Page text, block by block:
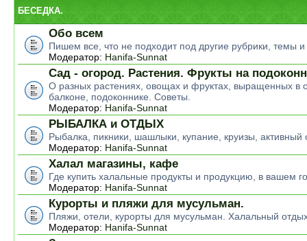
БЕСЕДКА.
Обо всем
Пишем все, что не подходит под другие рубрики, темы
Модератор: Hanifa-Sunnat
Сад - огород. Растения. Фрукты на
О разных растениях, овощах и фруктах, выращенных в
балконе, подоконнике. Советы.
Модератор: Hanifa-Sunnat
РЫБАЛКА и ОТДЫХ
Рыбалка, пикники, шашлыки, купание, круизы, активный
Модератор: Hanifa-Sunnat
Халал магазины, кафе
Где купить халальные продукты и продукцию, в вашем
Модератор: Hanifa-Sunnat
Курорты и пляжи для мусульман.
Пляжи, отели, курорты для мусульман. Халальный
Модератор: Hanifa-Sunnat